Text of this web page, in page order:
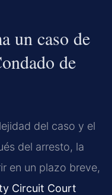
un caso de
de
del caso y el
del arresto, la
en un plazo breve,
Circuit Court